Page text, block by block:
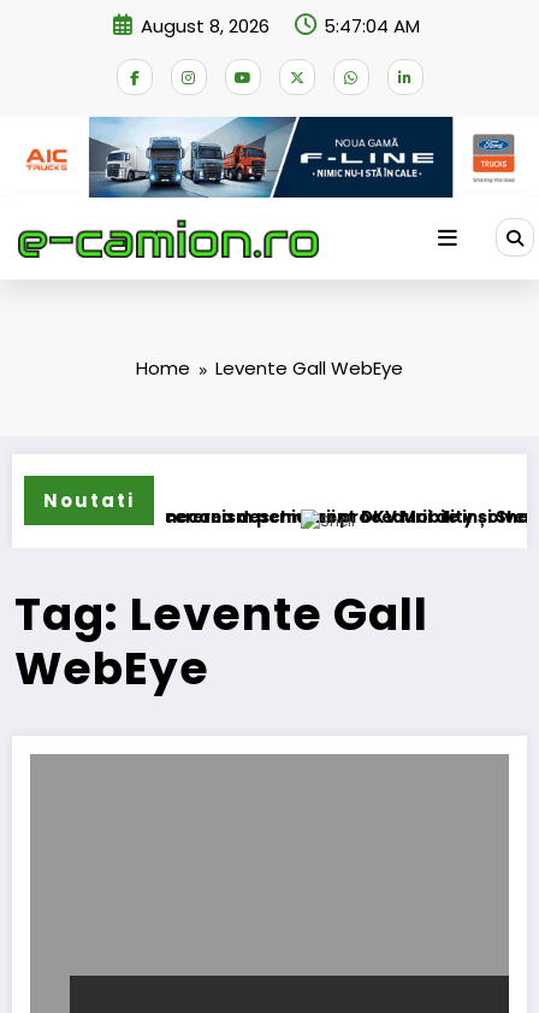
August 8, 2026 5:47:04 AM
Home Levente Gall WebEye
Noutati
mecanism permanent
cererea deschiderii procedurii de insolvență
DKV Mobility și Shell își extind
Tag: Levente Gall
WebEye